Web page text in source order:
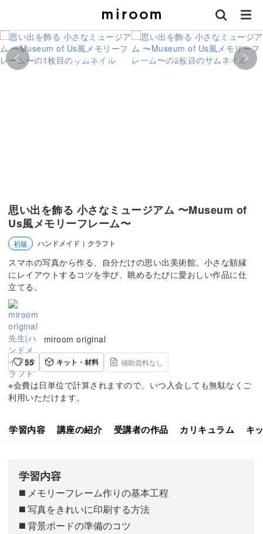
思い出を飾る 小さなミュージアム 〜Museum of
Us風メモリーフレーム〜
初級 ハンドメイド | クラフト
スマホの写真から作る、自分だけの思い出美術館。小さな額縁
にレイアウトするコツを学び、眺めるたびに愛おしい作品に仕
立てる。
miroom original
55
キット・材料 補助資料なし
※会費は日単位で計算されますので、いつ入会しても無駄なくご
利用いただけます。
学習内容 講座の紹介 受講者の作品 カリキュラム キ
学習内容
◼️ メモリーフレーム作りの基本工程
◼️ 写真をきれいに印刷する方法
◼️ 背景ボードの準備のコツ